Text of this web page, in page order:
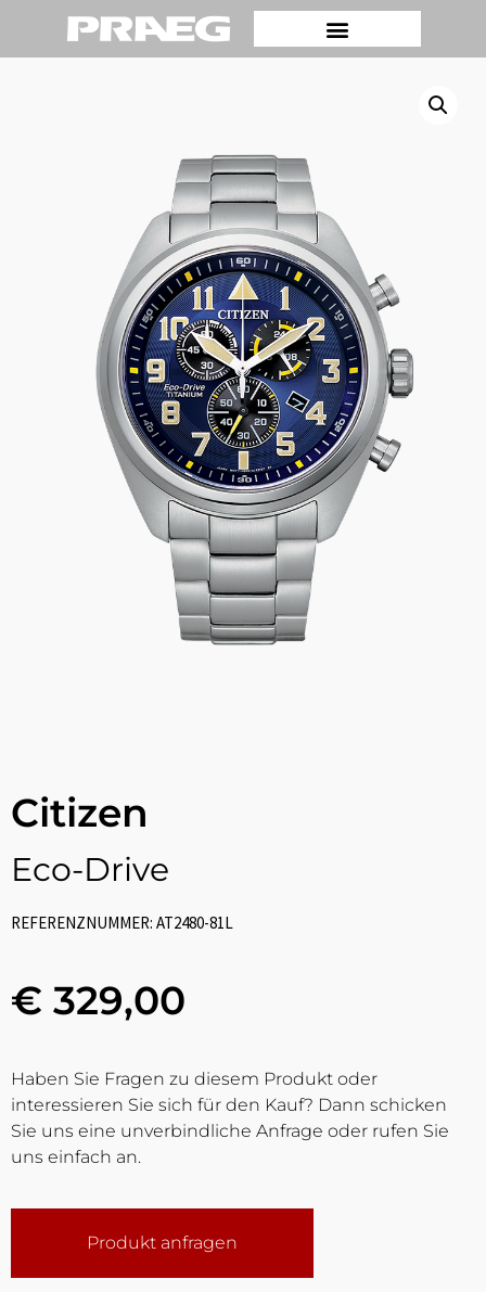
Citizen
Eco-Drive
REFERENZNUMMER: AT2480-81L
€ 329,00
Haben Sie Fragen zu diesem Produkt oder
interessieren Sie sich für den Kauf? Dann schicken
Sie uns eine unverbindliche Anfrage oder rufen Sie
uns einfach an.
Produkt anfragen